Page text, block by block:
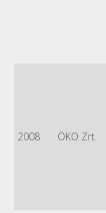
2008 ÖKO Zrt.